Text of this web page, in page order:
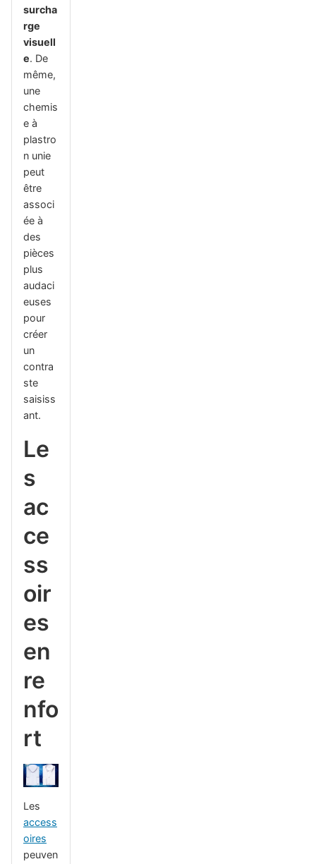
surcha
rge
visuell
e. De
même,
une
chemis
e à
plastro
n unie
peut
être
associ
ée à
des
pièces
plus
audaci
euses
pour
créer
un
contra
ste
saisiss
ant.
Le
s
ac
ce
ss
oir
es
en
re
nfo
rt
Les
access
oires
peuven